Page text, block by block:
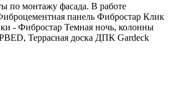
по монтажу фасада. В работе
панель Фибростар Клик
- Фибростар Темная ночь, колонны
Террасная доска ДПК Gardeck